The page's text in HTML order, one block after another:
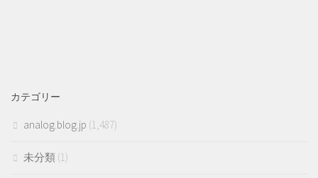
カテゴリー
analog.blog.jp (1,487)
未分類 (1)